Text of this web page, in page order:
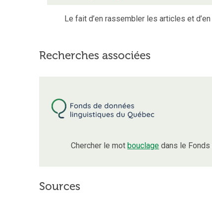
Le fait d’en rassembler les articles et
Recherches associées
Chercher le motbouclage dans le
Sources